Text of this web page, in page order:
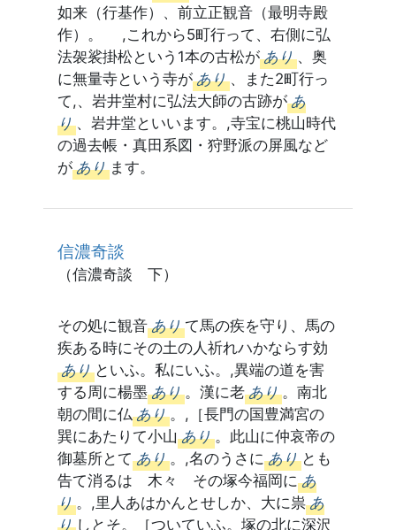
如来（行基作）、前立正観音（最明寺殿
作）。 ,これから5町行って、右側に弘
法袈裟掛松という1本の古松が あり 、奥
に無量寺という寺が あり 、また2町行っ
て,、岩井堂村に弘法大師の古跡が あ
り 、岩井堂といいます。,寺宝に桃山時代
の過去帳・真田系図・狩野派の屏風など
が あり ます。
信濃奇談
（信濃奇談 下）
その処に観音 あり て馬の疾を守り、馬の
疾ある時にその土の人祈れハかならす効
あり といふ。私にいふ。,異端の道を害
する周に楊墨 あり 。漢に老 あり 。南北
朝の間に仏 あり 。,［長門の国豊満宮の
巽にあたりて小山 あり 。此山に仲哀帝の
御墓所とて あり 。,名のうさに あり とも
告て消るはゝ木々 その塚今福岡に あ
り 。,里人あはかんとせしか、大に祟 あ
り しとそ。［ついていふ。塚の北に深沢